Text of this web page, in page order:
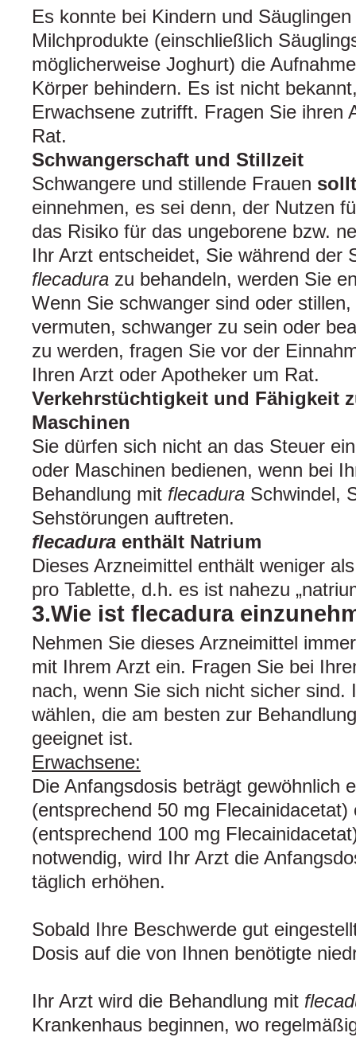
Es konnte bei Kindern und
Milchprodukte (einschließlich
möglicherweise Joghurt) die
Körper behindern. Es ist nicht
Erwachsene zutrifft. Fragen Sie ihren
Rat.
Schwangerschaft und Stillzeit
Schwangere und stillende Frauen
einnehmen, es sei denn, der Nutzen
das Risiko für das ungeborene bzw.
Ihr Arzt entscheidet, Sie während der
flecadura zu behandeln, werden Sie
Wenn Sie schwanger sind oder
vermuten, schwanger zu sein oder
zu werden, fragen Sie vor der
Ihren Arzt oder Apotheker um Rat.
Verkehrstüchtigkeit und Fähigkeit
Maschinen
Sie dürfen sich nicht an das Steuer
oder Maschinen bedienen, wenn bei
Behandlung mit flecadura Schwindel,
Sehstörungen auftreten.
flecadura enthält Natrium
Dieses Arzneimittel enthält weniger
pro Tablette, d.h. es ist nahezu
3.Wie ist flecadura
Nehmen Sie dieses Arzneimittel
mit Ihrem Arzt ein. Fragen Sie bei
nach, wenn Sie sich nicht sicher sind.
wählen, die am besten zur
geeignet ist.
Erwachsene:
Die Anfangsdosis beträgt gewöhnlich
(entsprechend 50 mg Flecainidacetat)
(entsprechend 100 mg
notwendig, wird Ihr Arzt die
täglich erhöhen.
Sobald Ihre Beschwerde gut
Dosis auf die von Ihnen benötigte
Ihr Arzt wird die Behandlung mit
Krankenhaus beginnen, wo